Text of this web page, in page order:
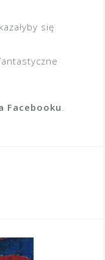
się
Facebooku.